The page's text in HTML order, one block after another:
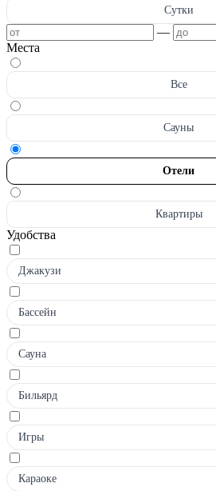
Сутки
—
Места
Все
Сауны
Отели
Квартиры
Удобства
Джакузи
Бассейн
Сауна
Бильярд
Игры
Караоке